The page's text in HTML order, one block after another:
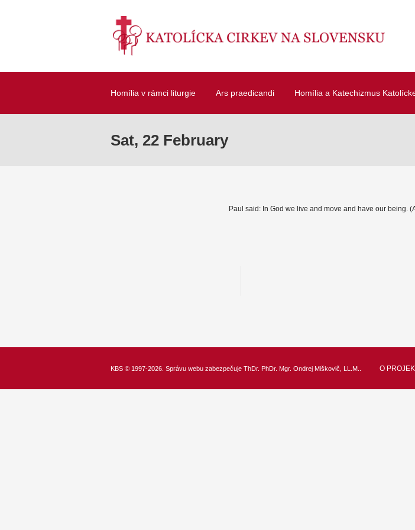
Homília v rámci liturgie Ars praedicandi Homília a Katechizmus
Sat, 22 February
Paul said: In God we live and move and have our being.
KBS © 1997-2026. Správu webu zabezpečuje ThDr. PhDr. Mgr. Ondrej Miškovič, LL.M. O